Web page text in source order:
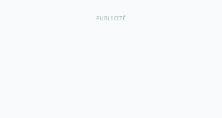
PUBLICITÉ